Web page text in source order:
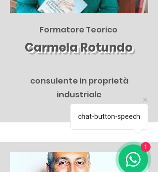
Formatore Teorico
Carmela Rotundo
consulente in proprietà
industriale
chat-button-speech
1